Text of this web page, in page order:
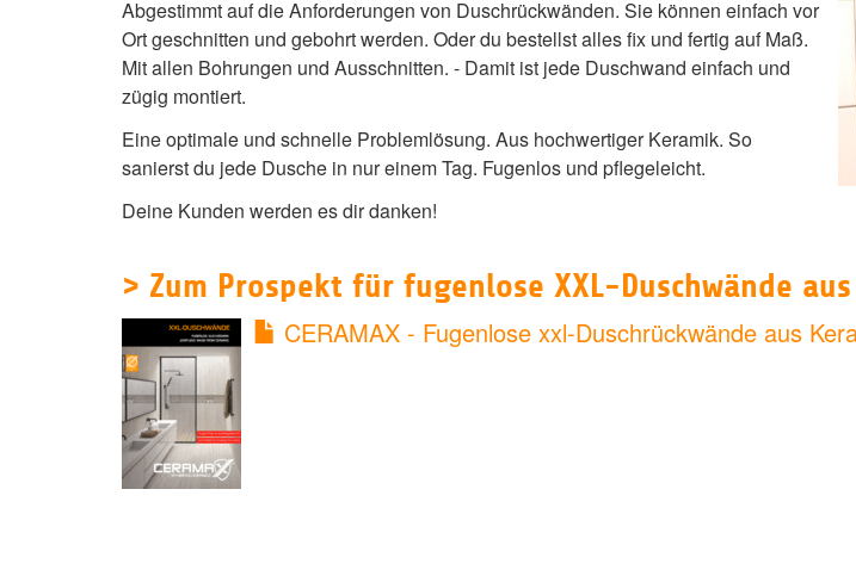
Abgestimmt auf die Anforderungen von Duschrückwänden. Sie können einfach vor
Ort geschnitten und gebohrt werden. Oder du bestellst alles fix und fertig auf Maß.
Mit allen Bohrungen und Ausschnitten. - Damit ist jede Duschwand einfach und
zügig montiert.
Eine optimale und schnelle Problemlösung. Aus hochwertiger Keramik. So
sanierst du jede Dusche in nur einem Tag. Fugenlos und pflegeleicht.
Deine Kunden werden es dir danken!
> Zum Prospekt für fugenlose XXL-Duschwände
CERAMAX - Fugenlose xxl-Duschrückwände aus